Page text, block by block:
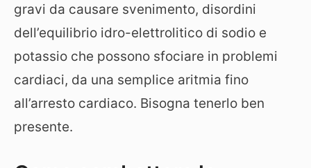
gravi da causare svenimento, disordini
dell’equilibrio idro-elettrolitico di sodio e
potassio che possono sfociare in problemi
cardiaci, da una semplice aritmia fino
all’arresto cardiaco. Bisogna tenerlo ben
presente.